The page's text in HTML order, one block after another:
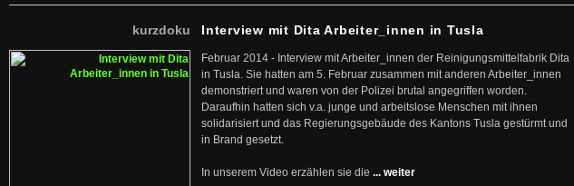
kurzdoku Interview mit Dita Arbeiter_innen in Tusla
Februar 2014 - Interview mit Arbeiter_innen der Reinigungsmittelfabrik Dita
in Tusla. Sie hatten am 5. Februar zusammen mit anderen Arbeiter_innen
demonstriert und waren von der Polizei brutal angegriffen worden.
Daraufhin hatten sich v.a. junge und arbeitslose Menschen mit ihnen
solidarisiert und das Regierungsgebäude des Kantons Tusla gestürmt und
in Brand gesetzt.
In unserem Video erzählen sie die ... weiter